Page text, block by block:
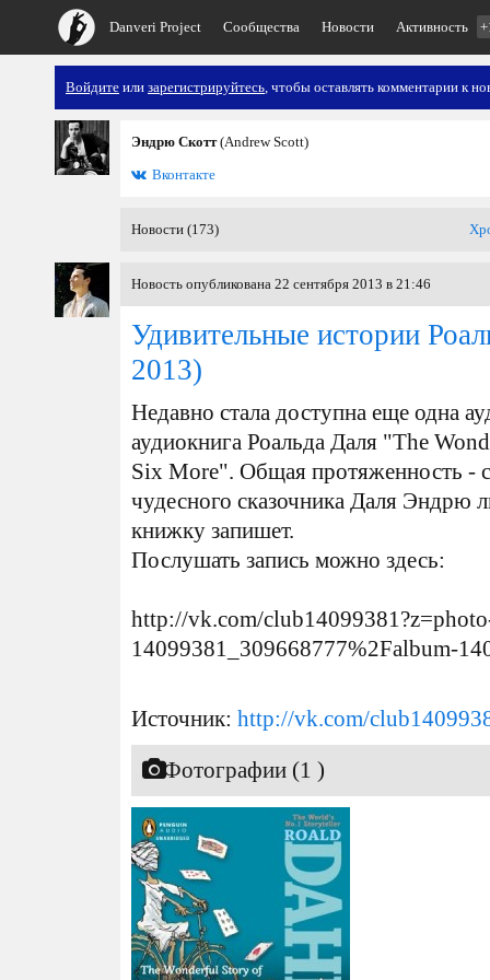
Danveri Project Сообщества Новости Активность
Войдите или зарегистрируйтесь, чтобы оставлять комментарии к
Эндрю Скотт(Andrew Scott)
Вконтакте
Новости (173)
Новость опубликована 22 сентября 2013 в 21:46
Удивительные истории
2013)
Недавно стала доступна еще одна
аудиокнига Роальда Даля "The
Six More". Общая протяженность -
чудесного сказочника Даля Эндрю
книжку запишет.
Послушать запись можно здесь:
http://vk.com/
14099381_309668777%2Falbum-
Источник: http://vk.com/
Фотографии (1 )